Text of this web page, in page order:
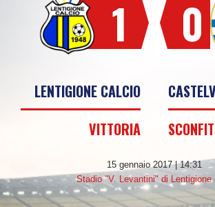
1
LENTIGIONE CALCIO
VITTORIA
0
15 gennaio 2017 | 14:31
Stadio "V. Levantini" di Lentigione